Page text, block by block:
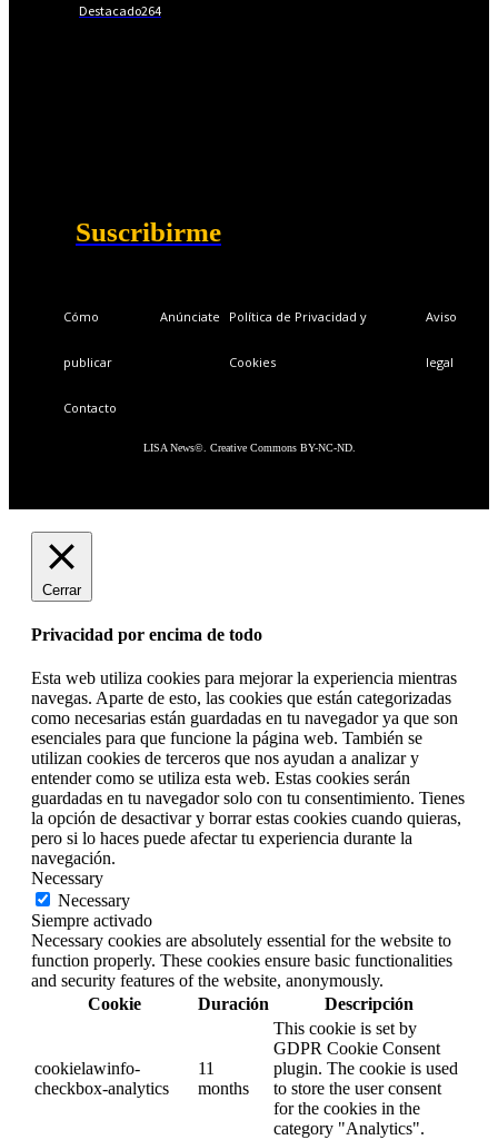
Destacado264
Suscribirme
Cómo
publicar
Anúnciate Política de Privacidad y
Cookies
Aviso
legal
Contacto
LISA News©. Creative Commons BY-NC-ND.
Cerrar
Privacidad por encima de todo
Esta web utiliza cookies para mejorar la experiencia mientras
navegas. Aparte de esto, las cookies que están categorizadas
como necesarias están guardadas en tu navegador ya que son
esenciales para que funcione la página web. También se
utilizan cookies de terceros que nos ayudan a analizar y
entender como se utiliza esta web. Estas cookies serán
guardadas en tu navegador solo con tu consentimiento. Tienes
la opción de desactivar y borrar estas cookies cuando quieras,
pero si lo haces puede afectar tu experiencia durante la
navegación.
Necessary
Necessary
Siempre activado
Necessary cookies are absolutely essential for the website to
function properly. These cookies ensure basic functionalities
and security features of the website, anonymously.
Cookie
Duración Descripción
cookielawinfo-
checkbox-analytics
11
months
This cookie is set by
GDPR Cookie Consent
plugin. The cookie is used
to store the user consent
for the cookies in the
category "Analytics".